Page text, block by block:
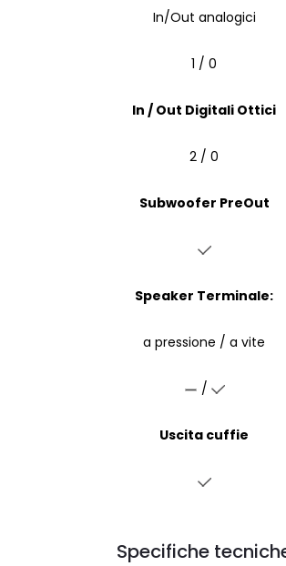
In/Out analogici
1 / 0
In / Out Digitali Ottici
2 / 0
Subwoofer PreOut
Speaker Terminale:
a pressione / a vite
/
Uscita cuffie
Specifiche